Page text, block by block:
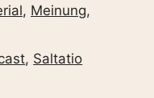
, Meinung,
, Saltatio